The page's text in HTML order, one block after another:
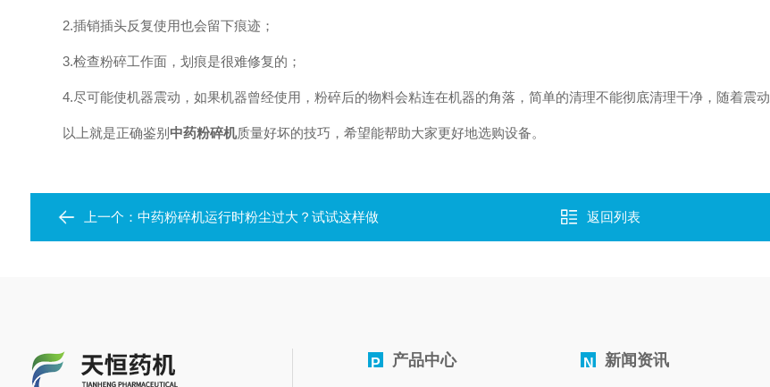
2.插销插头反复使用也会留下痕迹；
3.检查粉碎工作面，划痕是很难修复的；
4.尽可能使机器震动，如果机器曾经使用，粉碎后的物料会粘连在机器的角落，简单的清理不能彻底清理干净，随着震动
以上就是正确鉴别 中药粉碎机质量好坏的技巧，希望能帮助大家更好地选购设备。
上一个： 中药粉碎机运行时粉尘过大？试试这样做 返回列表
P 产品中心 N 新闻资讯